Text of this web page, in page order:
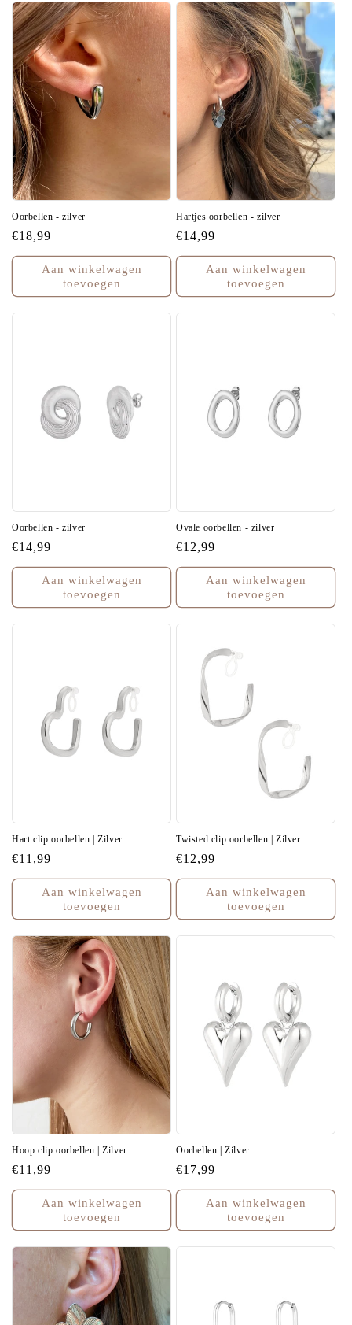
Oorbellen - zilver
Normale
prijs
€18,99
Aan winkelwagen
toevoegen
Hartjes oorbellen - zilver
Normale
prijs
€14,99
Aan winkelwagen
toevoegen
Oorbellen - zilver
Normale
prijs
€14,99
Aan winkelwagen
toevoegen
Ovale oorbellen - zilver
Normale
prijs
€12,99
Aan winkelwagen
toevoegen
Hart clip oorbellen | Zilver
Normale
prijs
€11,99
Aan winkelwagen
toevoegen
Twisted clip oorbellen | Zilver
Normale
prijs
€12,99
Aan winkelwagen
toevoegen
Hoop clip oorbellen | Zilver
Normale
prijs
€11,99
Aan winkelwagen
toevoegen
Oorbellen | Zilver
Normale
prijs
€17,99
Aan winkelwagen
toevoegen